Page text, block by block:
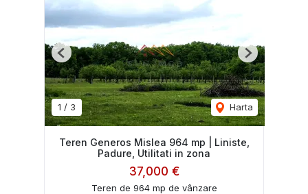
1 / 3 Harta
Previous Next
Teren Generos Mislea 964 mp | Liniste,
Padure, Utilitati in zona
37,000 €
Teren de 964 mp de vânzare